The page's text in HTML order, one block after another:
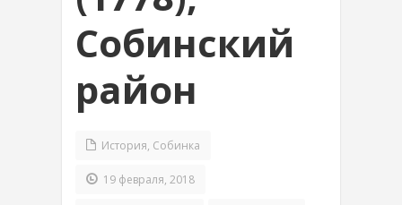
Собинский
район
История, Собинка
19 февраля, 2018